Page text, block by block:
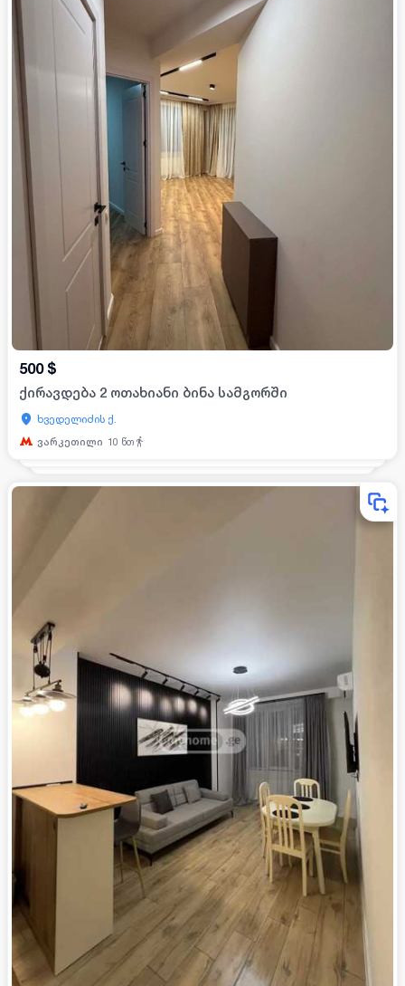
500 $
ქირავდება 2 ოთახიანი ბინა სამგორში
ხვედელიძის ქ.
ვარკეთილი 10 წთ